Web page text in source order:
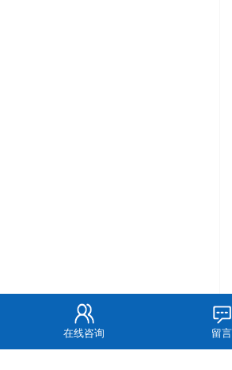
在线咨询 留言